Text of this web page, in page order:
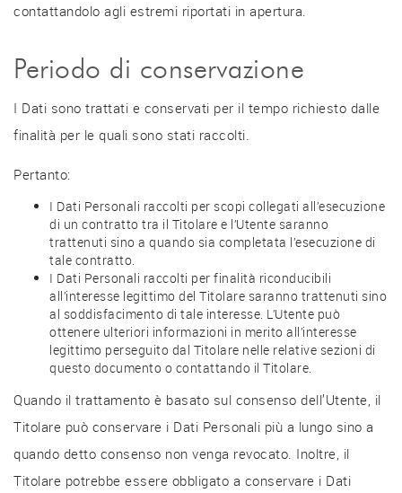
contattandolo agli estremi riportati in apertura.
Periodo di conservazione
I Dati sono trattati e conservati per il tempo richiesto dalle
finalità per le quali sono stati raccolti.
Pertanto:
I Dati Personali raccolti per scopi collegati all’esecuzione
di un contratto tra il Titolare e l’Utente saranno
trattenuti sino a quando sia completata l’esecuzione di
tale contratto.
I Dati Personali raccolti per finalità riconducibili
all’interesse legittimo del Titolare saranno trattenuti sino
al soddisfacimento di tale interesse. L’Utente può
ottenere ulteriori informazioni in merito all’interesse
legittimo perseguito dal Titolare nelle relative sezioni di
questo documento o contattando il Titolare.
Quando il trattamento è basato sul consenso dell’Utente, il
Titolare può conservare i Dati Personali più a lungo sino a
quando detto consenso non venga revocato. Inoltre, il
Titolare potrebbe essere obbligato a conservare i Dati